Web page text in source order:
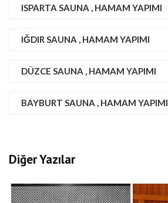
ISPARTA SAUNA , HAMAM YAPIMI
IĞDIR SAUNA , HAMAM YAPIMI
DÜZCE SAUNA , HAMAM YAPIMI
BAYBURT SAUNA , HAMAM YAPIMI
Diğer Yazılar